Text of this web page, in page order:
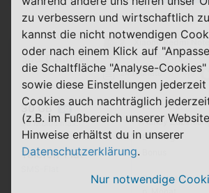
Xiaomi Redmi Note
+ otelo Allnet-Flat
24 Monate
30 GB
50 Mbit/s max.
Telefon-Flat
Pro Monat
Handy
Einmalig
Durchschnitt
zu verbessern und wirtschaftlich
kannst die nicht notwendigen
oder nach einem Klick auf
die Schaltfläche "Analyse-Cookies"
sowie diese Einstellungen
Cookies auch nachträglich
(z.B. im Fußbereich unserer
Hinweise erhältst du in unserer
Datenschutzerklärung.
Nur notwendige